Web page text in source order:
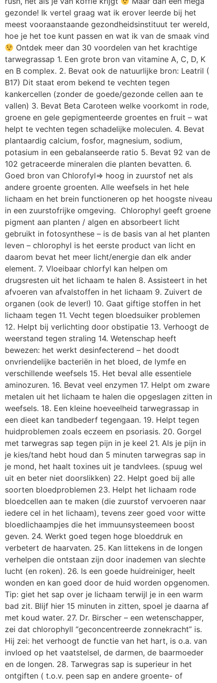
gezonde! Ik vertel graag wat ik erover leerde bij het
meest vooraanstaande gezondheidsinstituut ter wereld,
hoe je het toe kunt passen en wat ik van de smaak vind
Ontdek meer dan 30 voordelen van het krachtige
tarwegrassap 1. Een grote bron van vitamine A, C, D, K
en B complex. 2. Bevat ook de natuurlijke bron: Leatril (
B17) Dit staat erom bekend te vechten tegen
kankercellen (zonder de goede/gezonde cellen aan te
vallen) 3. Bevat Beta Caroteen welke voorkomt in rode,
groene en gele gepigmenteerde groentes en fruit – wat
helpt te vechten tegen schadelijke moleculen. 4. Bevat
plantaardig calcium, fosfor, magnesium, sodium,
potasium in een gebalanseerde ratio 5. Bevat 92 van de
102 getraceerde mineralen die planten bevatten. 6.
Goed bron van Chlorofyl=> hoog in zuurstof net als
andere groente groenten. Alle weefsels in het hele
lichaam en het brein functioneren op het hoogste niveau
in een zuurstofrijke omgeving. Chlorophyl geeft groene
pigment aan planten / algen en absorbeert licht
gebruikt in fotosynthese – is de basis van al het planten
leven – chlorophyl is het eerste product van licht en
daarom bevat het meer licht/energie dan elk ander
element. 7. Vloeibaar chlorfyl kan helpen om
drugsresten uit het lichaam te halen 8. Assisteert in het
afvoeren van afvalstoffen in het lichaam 9. Zuivert de
organen (ook de lever!) 10. Gaat giftige stoffen in het
lichaam tegen 11. Vecht tegen bloedsuiker problemen
12. Helpt bij verlichting door obstipatie 13. Verhoogt de
weerstand tegen straling 14. Wetenschap heeft
bewezen: het werkt desinfecterend – het doodt
onvriendelijke bacteriën in het bloed, de lymfe en
verschillende weefsels 15. Het beval alle essentiele
aminozuren. 16. Bevat veel enzymen 17. Helpt om zware
metalen uit het lichaam te halen die opgeslagen zitten in
weefsels. 18. Een kleine hoeveelheid tarwegrassap in
een dieet kan tandbederf tegengaan. 19. Helpt tegen
huidproblemen zoals eczeem en psoriasis. 20. Gorgel
met tarwegras sap tegen pijn in je keel 21. Als je pijn in
je kies/tand hebt houd dan 5 minuten tarwegras sap in
je mond, het haalt toxines uit je tandvlees. (spuug wel
uit en beter niet doorslikken) 22. Helpt goed bij alle
soorten bloedproblemen 23. Helpt het lichaam rode
bloedcellen aan te maken (die zuurstof vervoeren naar
iedere cel in het lichaam), tevens zeer goed voor witte
bloedlichaampjes die het immuunsysteemeen boost
geven. 24. Werkt goed tegen hoge bloeddruk en
verbetert de haarvaten. 25. Kan littekens in de longen
verhelpen die ontstaan zijn door inademen van slechte
lucht (en roken). 26. Is een goede huidreiniger, heelt
wonden en kan goed door de huid worden opgenomen.
Tip: giet het sap over je lichaam terwijl je in een warm
bad zit. Blijf hier 15 minuten in zitten, spoel je daarna af
met koud water. 27. Dr. Birscher – een wetenschapper,
zei dat chlorophyll “geconcentreerde zonnekracht” is.
Hij zei: het verhoogt de functie van het hart, is o.a. van
invloed op het vaatstelsel, de darmen, de baarmoeder
en de longen. 28. Tarwegras sap is superieur in het
ontgiften ( t.o.v. peen sap en andere groente- of